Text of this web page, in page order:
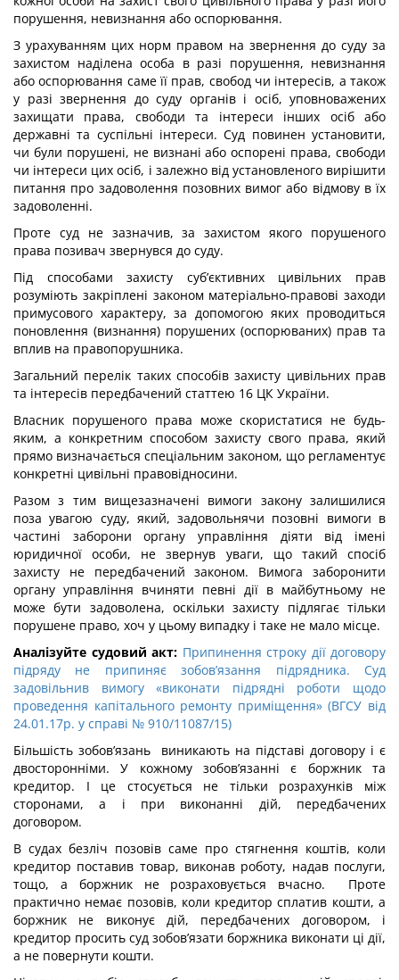
порушення, невизнання або оспорювання.
З урахуванням цих норм правом на звернення до суду за
захистом наділена особа в разі порушення, невизнання
або оспорювання саме її прав, свобод чи інтересів, а також
у разі звернення до суду органів і осіб, уповноважених
захищати права, свободи та інтереси інших осіб або
державні та суспільні інтереси. Суд повинен установити,
чи були порушені, не визнані або оспорені права, свободи
чи інтереси цих осіб, і залежно від установленого вирішити
питання про задоволення позовних вимог або відмову в їх
задоволенні.
Проте суд не зазначив, за захистом якого порушеного
права позивач звернувся до суду.
Під способами захисту суб’єктивних цивільних прав
розуміють закріплені законом матеріально-правові заходи
примусового характеру, за допомогою яких проводиться
поновлення (визнання) порушених (оспорюваних) прав та
вплив на правопорушника.
Загальний перелік таких способів захисту цивільних прав
та інтересів передбачений статтею 16 ЦК України.
Власник порушеного права може скористатися не будь-
яким, а конкретним способом захисту свого права, який
прямо визначається спеціальним законом, що регламентує
конкретні цивільні правовідносини.
Разом з тим вищезазначені вимоги закону залишилися
поза увагою суду, який, задовольнячи позовні вимоги в
частині заборони органу управління діяти від імені
юридичної особи, не звернув уваги, що такий спосіб
захисту не передбачений законом. Вимога заборонити
органу управління вчиняти певні дії в майбутньому не
може бути задоволена, оскільки захисту підлягає тільки
порушене право, хоч у цьому випадку і таке не мало місце.
Аналізуйте судовий акт: Припинення строку дії договору
підряду не припиняє зобов’язання підрядника. Суд
задовільнив вимогу «виконати підрядні роботи щодо
проведення капітального ремонту приміщення» (ВГСУ від
24.01.17р. у справі № 910/11087/15)
Більшість зобов’язань виникають на підставі договору і є
двосторонніми. У кожному зобов’язанні є боржник та
кредитор. І це стосується не тільки розрахунків між
сторонами, а і при виконанні дій, передбачених
договором.
В судах безліч позовів саме про стягнення коштів, коли
кредитор поставив товар, виконав роботу, надав послуги,
тощо, а боржник не розраховується вчасно. Проте
практично немає позовів, коли кредитор сплатив кошти, а
боржник не виконує дій, передбачених договором, і
кредитор просить суд зобов’язати боржника виконати ці дії,
а не повернути кошти.